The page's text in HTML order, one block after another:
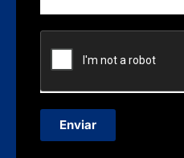
Enviar